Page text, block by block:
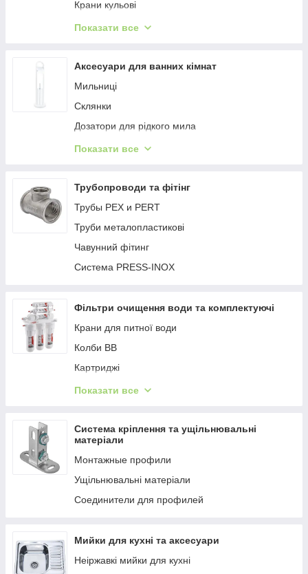
Крани кульові
Шланги та гнучкі підводки
Колектори
Редуктор тиску
Засувка клинова
Фільтр газовий
Вентиль
Показати все
Аксесуари для ванних кімнат
Мильниці
Склянки
Дозатори для рідкого мила
Шторки для ванни
Тримачі
Полиці
Сушарки для рук
Йоржики
Поручни
Косметичні дзеркала
Показати все
Трубопроводи та фітінг
Трубы PEX и PERT
Труби металопластикові
Чавунний фітинг
Система PRESS-INOX
Фільтри очищення води та комплектуючі
Крани для питної води
Колби ВВ
Картриджі
Колби
Проточні фільтри
Комплектуючі для водоочищення
Комплекти картриджів
Осмосы
Фільтри від накипу
Показати все
Система кріплення та ущільнювальні
матеріали
Монтажные профили
Ущільнювальні матеріали
Соединители для профилей
Мийки для кухні та аксесуари
Неіржавкі мийки для кухні